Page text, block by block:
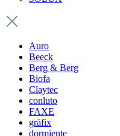
Auro
Beeck
Berg & Berg
Biofa
Claytec
conluto
FAXE
gräfix
dormiente